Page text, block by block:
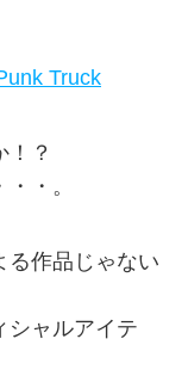
Truck
！？
・。
る作品じゃない
シャルアイテ